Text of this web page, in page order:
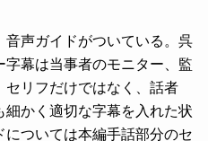
声ガイドがついている。呉
幕は当事者のモニター、監
リフだけではなく、話者
かく適切な字幕を入れた状
ついては本編手話部分のセ